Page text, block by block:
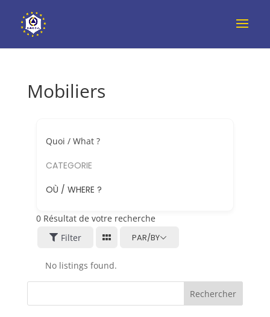
Mobiliers
Quoi / What ?
CATEGORIE
OÙ / WHERE ?
0Résultat de votre recherche
Filter
PAR/BY
No listings found.
Rechercher